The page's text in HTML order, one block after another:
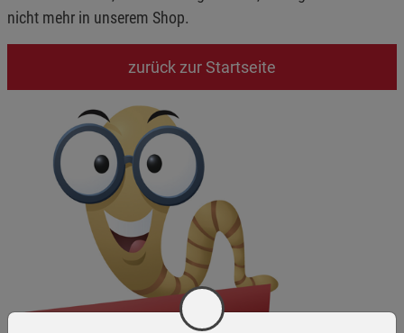
nicht mehr in unserem Shop.
zurück zur Startseite